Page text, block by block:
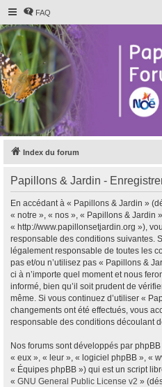
FAQ
Index du forum
Papillons & Jardin -
En accédant à « Papillons & Jardin »
« notre », « nos », « Papillons & Jardin
« http://www.papillonsetjardin.org »),
responsable des conditions suivantes.
légalement responsable de toutes les
pas et/ou n’utilisez pas « Papillons &
ci à n’importe quel moment et nous
informé, bien qu’il soit prudent de
même. Si vous continuez d’utiliser «
changements ont été effectués, vous
responsable des conditions découlant
Nos forums sont développés par
« eux », « leur », « logiciel phpBB », «
« Équipes phpBB ») qui est un script
« GNU General Public License v2 »